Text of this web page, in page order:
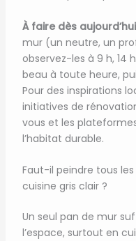
À faire dès aujourd’hui
mur (un neutre, un
observez-les à 9 h, 14
beau à toute heure,
Pour des inspirations
initiatives de
vous et les
l’habitat durable.
Faut-il peindre tous
cuisine gris clair ?
Un seul pan de mur
l’espace, surtout en